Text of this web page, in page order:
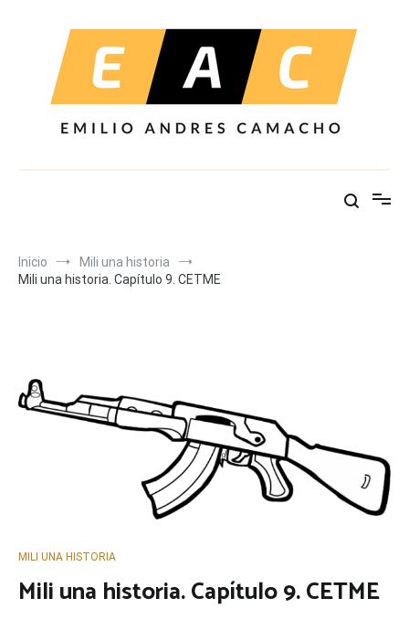
Inicio
Mili una historia
Mili una historia. Capítulo 9. CETME
MILI UNA HISTORIA
Mili una historia. Capítulo 9. CETME